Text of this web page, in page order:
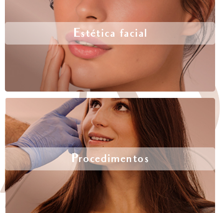
Estética facial
Procedimentos